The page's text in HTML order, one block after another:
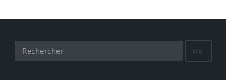
OK